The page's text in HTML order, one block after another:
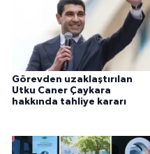
Görevden uzaklaştırılan
Utku Caner Çaykara
hakkında tahliye kararı